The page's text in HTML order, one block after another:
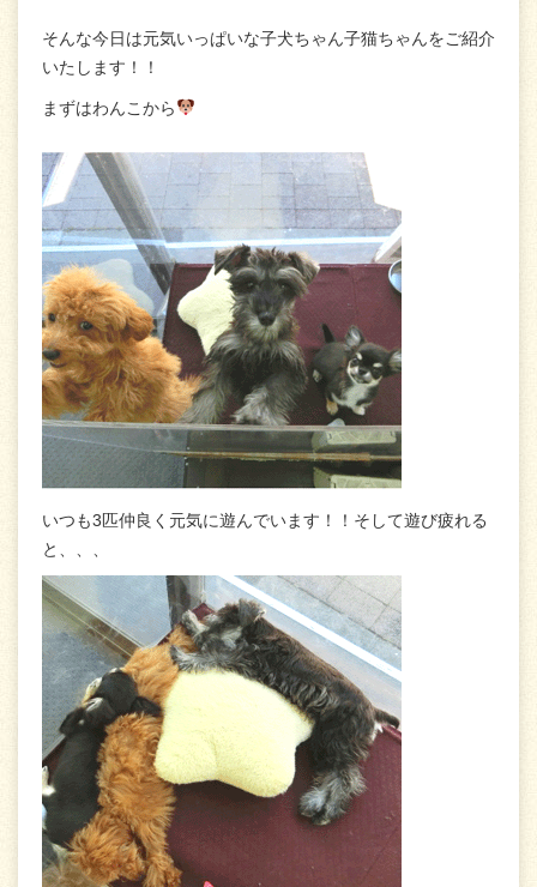
そんな今日は元気いっぱいな子犬ちゃん子猫ちゃんをご紹介
いたします！！
まずはわんこから
いつも3匹仲良く元気に遊んでいます！！そして遊び疲れる
と、、、